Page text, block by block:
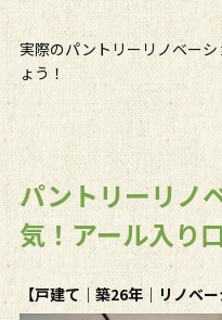
実際のパントリーリノベー
ょう！
パントリーリノ
気！アール入り
【戸建て｜築26年｜リノベー